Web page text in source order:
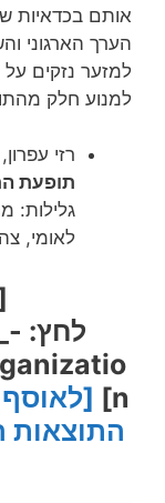
אותם בכדאיות
הערך הארגוני
למזער נזקים
למנוע חלק
רזי עפרון,
תופעת
גלילות:
לאומי,
לחץ:
n
]
התוצאות